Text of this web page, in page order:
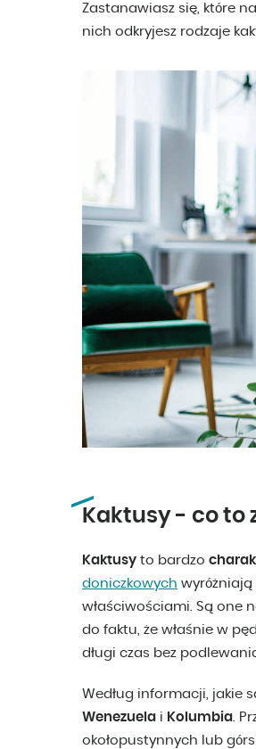
Zastanawiasz się, które
nich odkryjesz rodzaje
Kaktusy - co to
Kaktusy to bardzo
doniczkowych wyróżniają
właściwościami. Są one
do faktu, że właśnie w
długi czas bez
Według informacji, jakie
Wenezuela i Kolumbia.
okołopustynnych lub